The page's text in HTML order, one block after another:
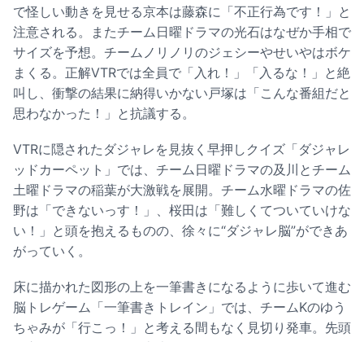
で怪しい動きを見せる京本は藤森に「不正行為です！」と
注意される。またチーム日曜ドラマの光石はなぜか手相で
サイズを予想。チームノリノリのジェシーやせいやはボケ
まくる。正解VTRでは全員で「入れ！」「入るな！」と絶
叫し、衝撃の結果に納得いかない戸塚は「こんな番組だと
思わなかった！」と抗議する。
VTRに隠されたダジャレを見抜く早押しクイズ「ダジャレ
ッドカーペット」では、チーム日曜ドラマの及川とチーム
土曜ドラマの稲葉が大激戦を展開。チーム水曜ドラマの佐
野は「できないっす！」、桜田は「難しくてついていけな
い！」と頭を抱えるものの、徐々に“ダジャレ脳”ができあ
がっていく。
床に描かれた図形の上を一筆書きになるように歩いて進む
脳トレゲーム「一筆書きトレイン」では、チームKのゆう
ちゃみが「行こっ！」と考える間もなく見切り発車。先頭